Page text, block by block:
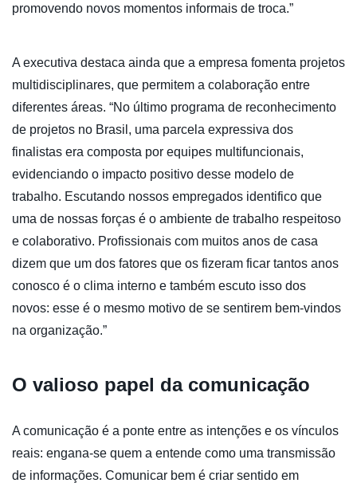
promovendo novos momentos informais de troca.”
A executiva destaca ainda que a empresa fomenta projetos
multidisciplinares, que permitem a colaboração entre
diferentes áreas. “No último programa de reconhecimento
de projetos no Brasil, uma parcela expressiva dos
finalistas era composta por equipes multifuncionais,
evidenciando o impacto positivo desse modelo de
trabalho. Escutando nossos empregados identifico que
uma de nossas forças é o ambiente de trabalho respeitoso
e colaborativo. Profissionais com muitos anos de casa
dizem que um dos fatores que os fizeram ficar tantos anos
conosco é o clima interno e também escuto isso dos
novos: esse é o mesmo motivo de se sentirem bem-vindos
na organização.”
O valioso papel da comunicação
A comunicação é a ponte entre as intenções e os vínculos
reais: engana-se quem a entende como uma transmissão
de informações. Comunicar bem é criar sentido em